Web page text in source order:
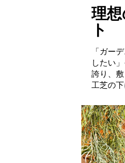
理
ト
「ガー
したい
誇り、
工芝の